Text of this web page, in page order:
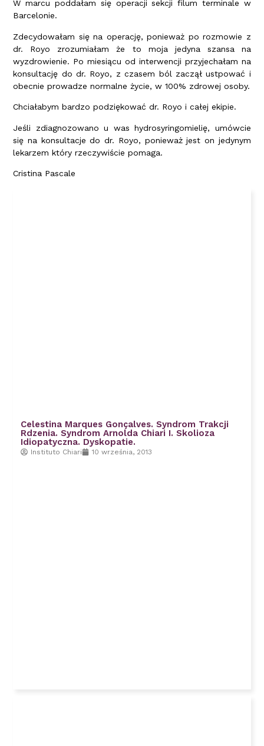
W marcu poddałam się operacji sekcji filum terminale w
Barcelonie.
Zdecydowałam się na operację, ponieważ po rozmowie z
dr. Royo zrozumiałam że to moja jedyna szansa na
wyzdrowienie. Po miesiącu od interwencji przyjechałam na
konsultację do dr. Royo, z czasem ból zaczął ustpować i
obecnie prowadze normalne życie, w 100% zdrowej osoby.
Chciałabym bardzo podziękować dr. Royo i całej ekipie.
Jeśli zdiagnozowano u was hydrosyringomielię, umówcie
się na konsultacje do dr. Royo, ponieważ jest on jedynym
lekarzem który rzeczywiście pomaga.
Cristina Pascale
Celestina Marques Gonçalves. Syndrom Trakcji
Rdzenia. Syndrom Arnolda Chiari I. Skolioza
Idiopatyczna. Dyskopatie.
Instituto Chiari 10 września, 2013